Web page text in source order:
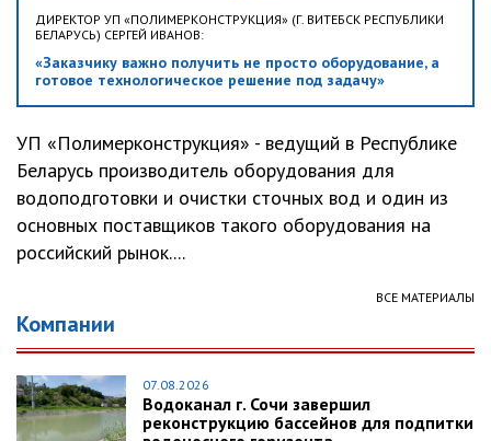
ДИРЕКТОР УП «ПОЛИМЕРКОНСТРУКЦИЯ» (Г. ВИТЕБСК РЕСПУБЛИКИ
БЕЛАРУСЬ) СЕРГЕЙ ИВАНОВ:
«Заказчику важно получить не просто оборудование, а
готовое технологическое решение под задачу»
УП «Полимерконструкция» - ведущий в Республике
Беларусь производитель оборудования для
водоподготовки и очистки сточных вод и один из
основных поставщиков такого оборудования на
российский рынок....
ВСЕ МАТЕРИАЛЫ
Компании
07.08.2026
Водоканал г. Сочи завершил
реконструкцию бассейнов для подпитки